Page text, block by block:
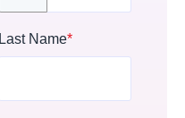
Last Name*